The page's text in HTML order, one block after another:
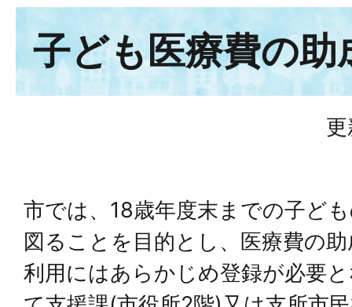
子ども医療費の助
市では、18歳年度末までの子ど
図ることを目的とし、医療費の
利用にはあらかじめ登録が必要